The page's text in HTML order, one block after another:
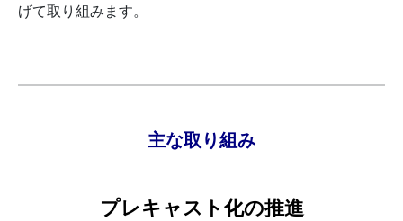
げて取り組みます。
主な取り組み
プレキャスト化の推進